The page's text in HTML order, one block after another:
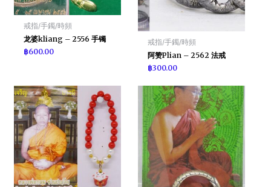
戒指/手鐲/時頻
龙婆kliang – 2556 手镯
฿600.00
戒指/手鐲/時頻
阿赞Plian – 2562 法戒
฿300.00